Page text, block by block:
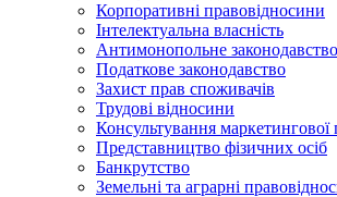
Корпоративні правовідносини
Інтелектуальна власність
Антимонопольне законодавство
Податкове законодавство
Захист прав споживачів
Трудові відносини
Консультування маркетингової
Представництво фізичних осіб
Банкрутство
Земельні та аграрні